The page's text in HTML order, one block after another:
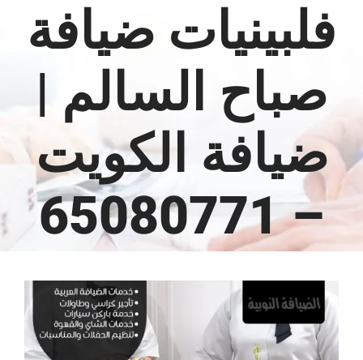
فلبينيات ضيافة
صباح السالم |
ضيافة الكويت
– 65080771
صورة
أكبر